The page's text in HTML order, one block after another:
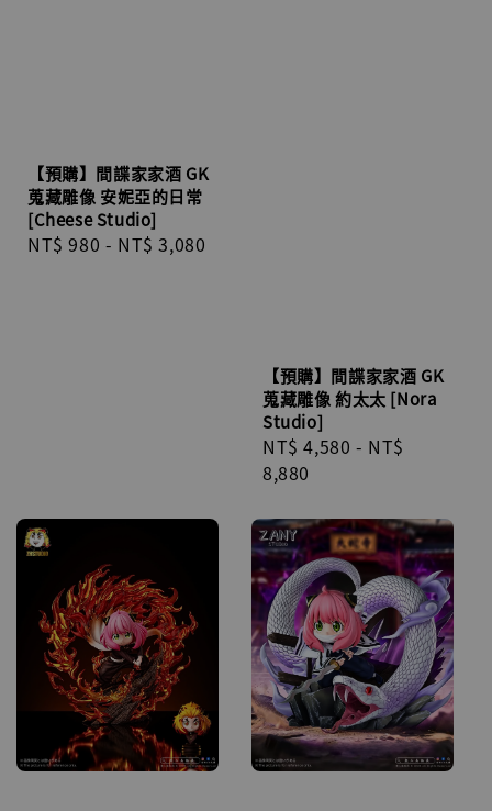
【預購】間諜家家酒 GK
蒐藏雕像 安妮亞的日常
[Cheese Studio]
Regular
NT$ 980 - NT$ 3,080
【預購】間諜家家酒 GK
蒐藏雕像 約太太 [Nora
Studio]
Regular
price
NT$ 4,580 - NT$
8,880